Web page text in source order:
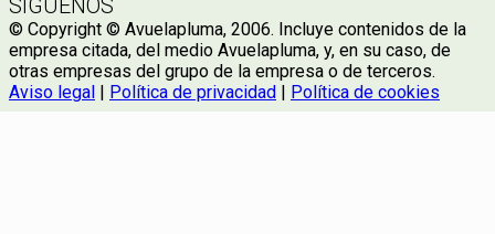
SÍGUENOS
© Copyright © Avuelapluma, 2006. Incluye contenidos de la
empresa citada, del medio Avuelapluma, y, en su caso, de
otras empresas del grupo de la empresa o de terceros.
Aviso legal
Política de privacidad Política de cookies